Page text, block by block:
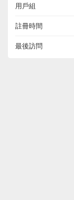
用戶組
註冊時間
最後訪問